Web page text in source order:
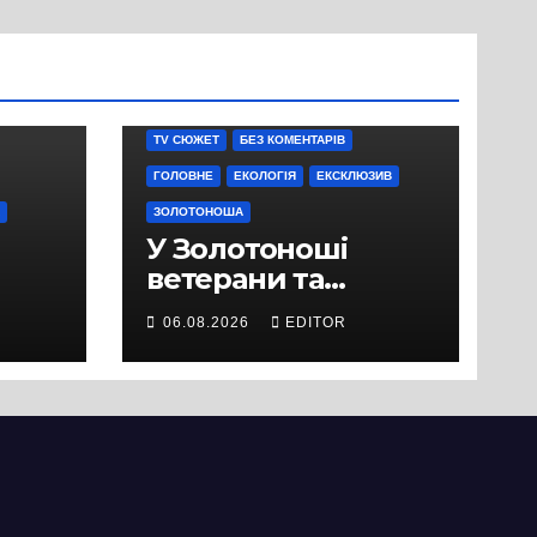
TV СЮЖЕТ БЕЗ КОМЕНТАРІВ
ГОЛОВНЕ ЕКОЛОГІЯ ЕКСКЛЮЗИВ
ЗОЛОТОНОША
У Золотоноші
ветерани та
місцеві жителі
вийшли на
протест до стін
06.08.2026 EDITOR